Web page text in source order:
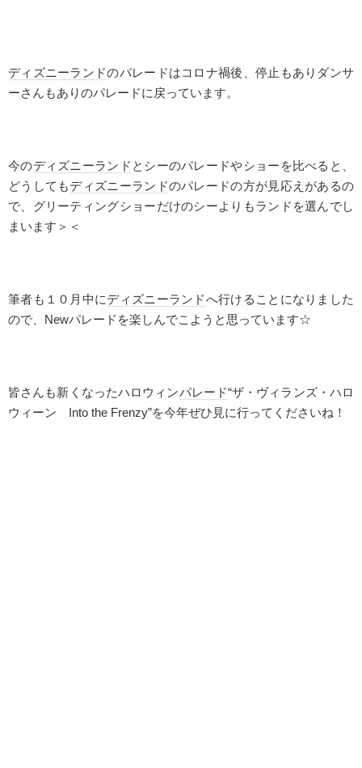
ディズニーランドのパレードはコロナ禍後、停止もありダンサ
ーさんもありのパレードに戻っています。
今のディズニーランド とシーのパレードやショーを比べると、
どうしてもディズニーランドのパレードの方が見応えがあるの
で、グリーティングショーだけのシーよりもランドを選んでし
まいます＞＜
筆者も１０月中にディズニーランドへ行けることになりました
ので、 Newパレードを楽しんでこようと思っています☆
皆さんも新くなったハロウィンパレード“ザ・ヴィランズ・ハロ
ウィーン Into the Frenzy”を今年ぜひ見に行ってくださいね！